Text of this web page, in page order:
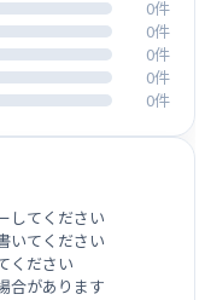
0件
0件
0件
0件
0件
してください
いてください
ください
合があります